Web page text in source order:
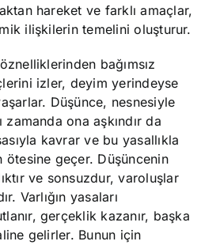
hareket ve farklı amaçlar,
ilişkilerin temelini oluşturur.
bağımsız
izler, deyim yerindeyse
Düşünce, nesnesiyle
zamanda ona aşkındır da
kavrar ve bu yasallıkla
ötesine geçer. Düşüncenin
ve sonsuzdur, varoluşlar
Varlığın yasaları
gerçeklik kazanır, başka
gelirler. Bunun için